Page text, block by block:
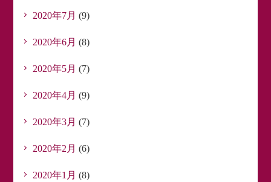
2020年7月 (9)
2020年6月 (8)
2020年5月 (7)
2020年4月 (9)
2020年3月 (7)
2020年2月 (6)
2020年1月 (8)